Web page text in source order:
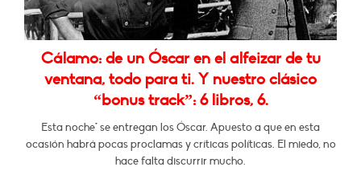
Cálamo: de un Óscar en el alfeizar de tu
ventana, todo para ti. Y nuestro clásico
“bonus track”: 6 libros, 6.
Esta noche* se entregan los Óscar. Apuesto a que en esta
ocasión habrá pocas proclamas y críticas políticas. El miedo, no
hace falta discurrir mucho.